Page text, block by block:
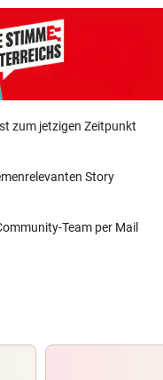
zum jetzigen Zeitpunkt
Story
Team per Mail